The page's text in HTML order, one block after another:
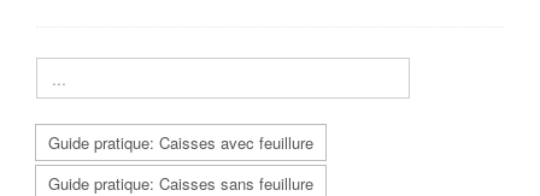
Guide pratique: Caisses avec feuillure
Guide pratique: Caisses sans feuillure